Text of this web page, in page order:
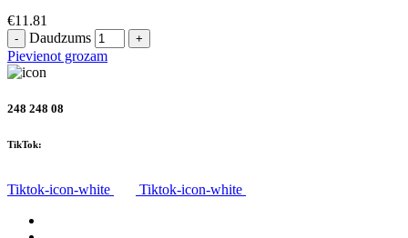
€11.81
Daudzums
Pievienot grozam
248 248 08
TikTok:
Tiktok-icon-white
Tiktok-icon-white